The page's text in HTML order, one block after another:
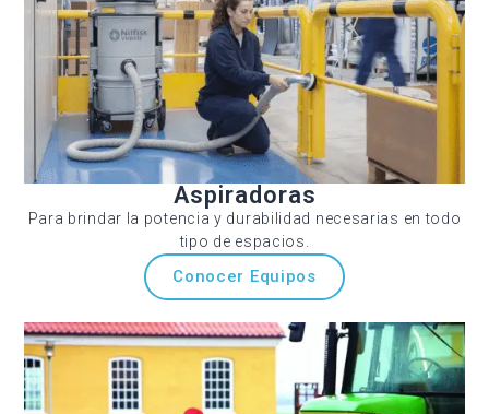
Aspiradoras
Para brindar la potencia y durabilidad necesarias en todo
tipo de espacios.
Conocer Equipos